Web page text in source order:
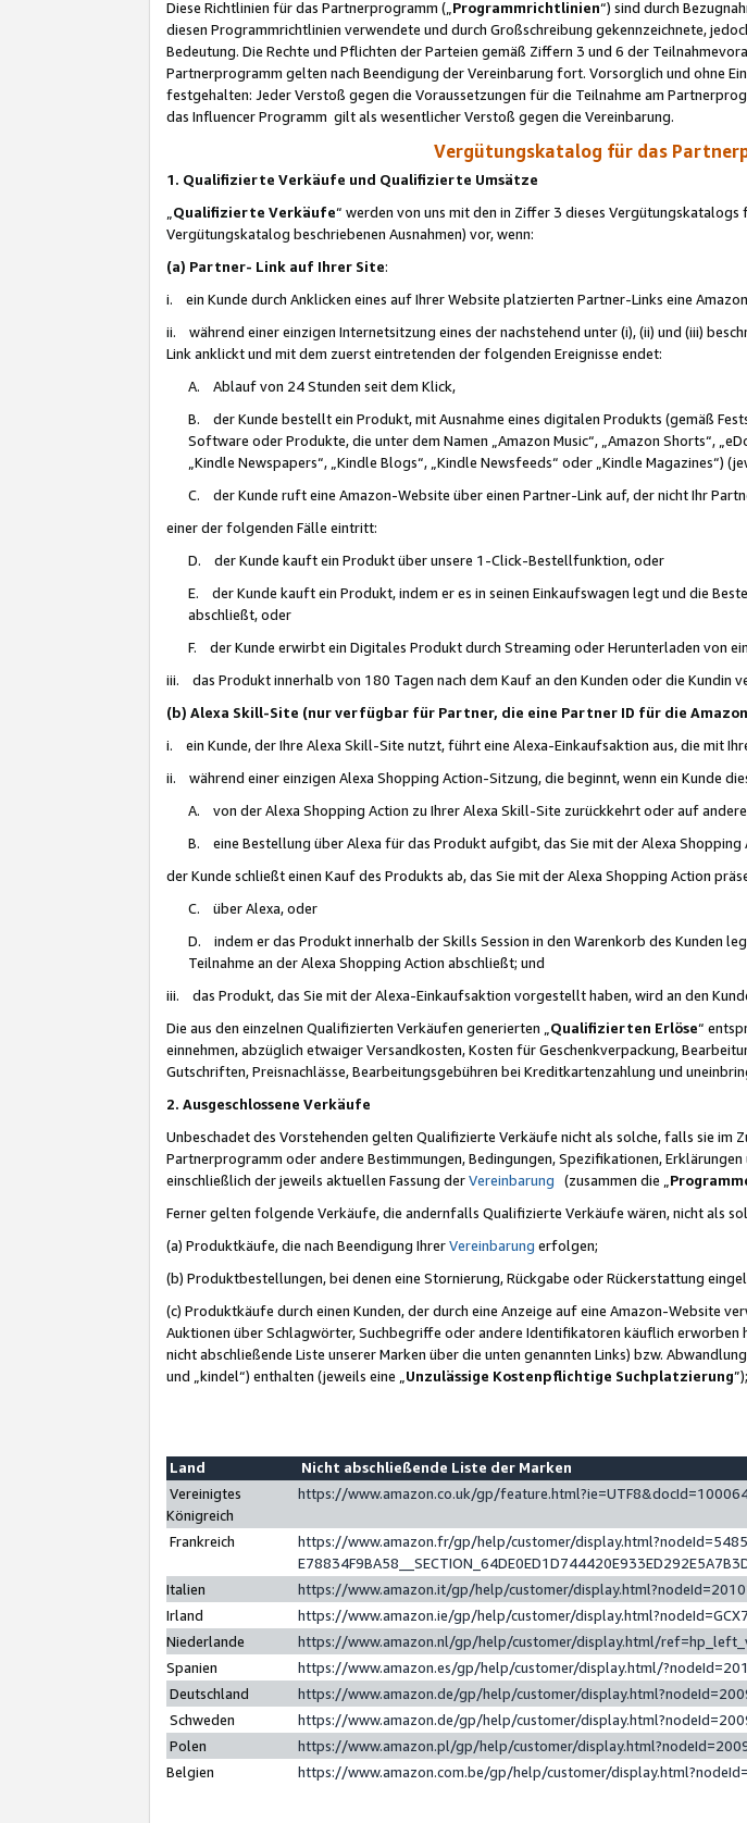
Diese Richtlinien für das Partnerprogramm („Programmrichtlinien“) sind durch
diesen Programmrichtlinien verwendete und durch Großschreibung gekennzeichnete,
Bedeutung. Die Rechte und Pflichten der Parteien gemäß Ziffern 3 und 6 der
Partnerprogramm gelten nach Beendigung der Vereinbarung fort. Vorsorglich und ohne
festgehalten: Jeder Verstoß gegen die Voraussetzungen für die Teilnahme am
das Influencer Programm gilt als wesentlicher Verstoß gegen die Vereinbarung.
Vergütungskatalog für das
1. Qualifizierte Verkäufe und Qualifizierte Umsätze
Qualifizierte Verkäufe“ werden von uns mit den in Ziffer 3 dieses
Vergütungskatalog beschriebenen Ausnahmen) vor, wenn:
(a) Partner- Link auf Ihrer Site:
i. ein Kunde durch Anklicken eines auf Ihrer Website platzierten Partner-Links eine
ii. während einer einzigen Internetsitzung eines der nachstehend unter (i), (ii) und (iii)
Link anklickt und mit dem zuerst eintretenden der folgenden Ereignisse endet:
A. Ablauf von 24 Stunden seit dem Klick,
B. der Kunde bestellt ein Produkt, mit Ausnahme eines digitalen Produkts (gemäß
Software oder Produkte, die unter dem Namen „Amazon Music“, „Amazon Shorts“,
„Kindle Newspapers“, „Kindle Blogs“, „Kindle Newsfeeds“ oder „Kindle Magazines“)
C. der Kunde ruft eine Amazon-Website über einen Partner-Link auf, der nicht Ihr
einer der folgenden Fälle eintritt:
D. der Kunde kauft ein Produkt über unsere 1-Click-Bestellfunktion, oder
E. der Kunde kauft ein Produkt, indem er es in seinen Einkaufswagen legt und die
abschließt, oder
F. der Kunde erwirbt ein Digitales Produkt durch Streaming oder Herunterladen von
iii. das Produkt innerhalb von 180 Tagen nach dem Kauf an den Kunden oder die
(b) Alexa Skill-Site (nur verfügbar für Partner, die eine Partner ID für die
i. ein Kunde, der Ihre Alexa Skill-Site nutzt, führt eine Alexa-Einkaufsaktion aus, die mit
ii. während einer einzigen Alexa Shopping Action-Sitzung, die beginnt, wenn ein Kunde
A. von der Alexa Shopping Action zu Ihrer Alexa Skill-Site zurückkehrt oder auf
B. eine Bestellung über Alexa für das Produkt aufgibt, das Sie mit der Alexa Shopping
der Kunde schließt einen Kauf des Produkts ab, das Sie mit der Alexa Shopping Action
C. über Alexa, oder
D. indem er das Produkt innerhalb der Skills Session in den Warenkorb des Kunden
Teilnahme an der Alexa Shopping Action abschließt; und
iii. das Produkt, das Sie mit der Alexa-Einkaufsaktion vorgestellt haben, wird an den
Die aus den einzelnen Qualifizierten Verkäufen generierten „ Qualifizierten Erlöse“
einnehmen, abzüglich etwaiger Versandkosten, Kosten für Geschenkverpackung,
Gutschriften, Preisnachlässe, Bearbeitungsgebühren bei Kreditkartenzahlung und
2. Ausgeschlossene Verkäufe
Unbeschadet des Vorstehenden gelten Qualifizierte Verkäufe nicht als solche, falls sie im
Partnerprogramm oder andere Bestimmungen, Bedingungen, Spezifikationen,
einschließlich der jeweils aktuellen Fassung derVereinbarung (zusammen die „
Ferner gelten folgende Verkäufe, die andernfalls Qualifizierte Verkäufe wären, nicht als
(a) Produktkäufe, die nach Beendigung IhrerVereinbarung erfolgen;
(b) Produktbestellungen, bei denen eine Stornierung, Rückgabe oder Rückerstattung
(c) Produktkäufe durch einen Kunden, der durch eine Anzeige auf eine Amazon-Website
Auktionen über Schlagwörter, Suchbegriffe oder andere Identifikatoren käuflich
nicht abschließende Liste unserer Marken über die unten genannten Links) bzw.
und „kindel“) enthalten (jeweils eine „ Unzulässige Kostenpflichtige Suchplatzierung”);
Land
Nicht abschließende Liste der Marken
Vereinigtes
Königreich
https://www.amazon.co.uk/gp/
Frankreich
https://www.amazon.fr/gp/help/customer/
Italien
https://www.amazon.it/gp/help/customer/
Irland
https://www.amazon.ie/gp/help/customer/
Niederlande
https://www.amazon.nl/gp/help/customer/display.html/
Spanien
https://www.amazon.es/gp/help/customer/display.html/
Deutschland
https://www.amazon.de/gp/help/customer/
Schweden
https://www.amazon.de/gp/help/customer/
Polen
https://www.amazon.pl/gp/help/customer/
Belgien
https://www.amazon.com.be/gp/help/customer/